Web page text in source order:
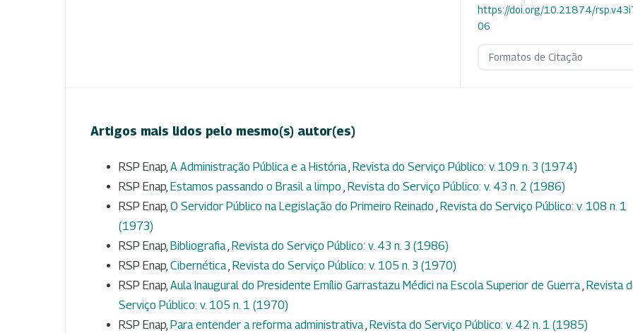
https://doi.org/10.21874/
06
Formatos de Citação
Artigos mais lidos pelo mesmo(s) autor(es)
RSP Enap, A Administração Pública e a História, Revista do Serviço Público: v. 109 n. 3 (1974)
RSP Enap, Estamos passando o Brasil a limpo , Revista do Serviço Público: v. 43 n. 2 (1986)
RSP Enap, O Servidor Público na Legislação do Primeiro Reinado , Revista do Serviço Público: v. 108 n. 1
(1973)
RSP Enap, Bibliografia, Revista do Serviço Público: v. 43 n. 3 (1986)
RSP Enap, Cibernética, Revista do Serviço Público: v. 105 n. 3 (1970)
RSP Enap, Aula Inaugural do Presidente Emílio Garrastazu Médici na Escola Superior de Guerra, Revista
Serviço Público: v. 105 n. 1 (1970)
RSP Enap, Para entender a reforma administrativa, Revista do Serviço Público: v. 42 n. 1 (1985)